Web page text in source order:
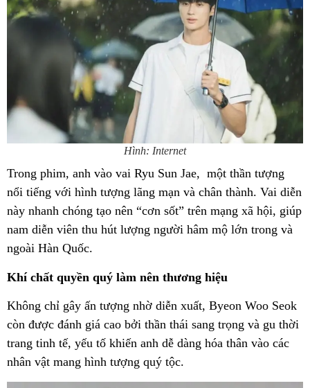
Hình: Internet
Trong phim, anh vào vai Ryu Sun Jae, một thần tượng
nổi tiếng với hình tượng lãng mạn và chân thành. Vai diễn
này nhanh chóng tạo nên “cơn sốt” trên mạng xã hội, giúp
nam diễn viên thu hút lượng người hâm mộ lớn trong và
ngoài Hàn Quốc.
Khí chất quyền quý làm nên thương hiệu
Không chỉ gây ấn tượng nhờ diễn xuất, Byeon Woo Seok
còn được đánh giá cao bởi thần thái sang trọng và gu thời
trang tinh tế, yếu tố khiến anh dễ dàng hóa thân vào các
nhân vật mang hình tượng quý tộc.